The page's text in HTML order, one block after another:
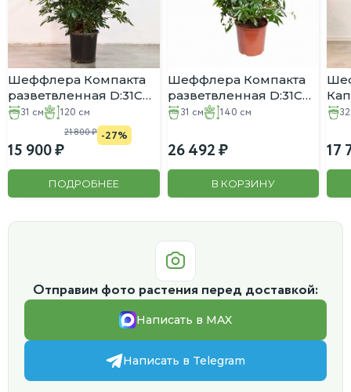
Шеффлера Компакта
разветвленная D:31CM
H:120CM
31 см 120 см
15 900
21 800 -27%
ПОДРОБНЕЕ
Шеффлера Компакта
разветвленная D:31CM
H:140CM
31 см 140 см
26 492
В КОРЗИНУ
17
Отправим фото растения перед доставкой:
Написать в MAX
Написать в Telegram